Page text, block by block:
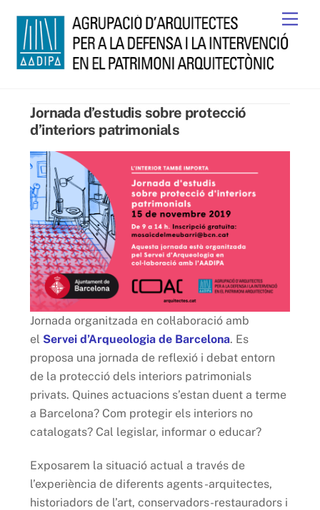
content
Jornada d’estudis sobre protecció
d’interiors patrimonials
Jornada organitzada en col·laboració amb
el Servei d’Arqueologia de Barcelona. Es
proposa una jornada de reflexió i debat entorn
de la protecció dels interiors patrimonials
privats. Quines actuacions s’estan duent a terme
a Barcelona? Com protegir els interiors no
catalogats? Cal legislar, informar o educar?
Exposarem la situació actual a través de
l’experiència de diferents agents -arquitectes,
historiadors de l’art, conservadors-restauradors i